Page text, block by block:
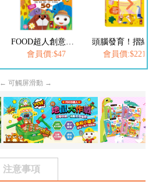
會員價:$47
頭腦發育！摺紙
會員價:$221
← 可觸屏滑動 →
注意事項